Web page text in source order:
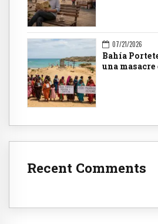
07/21/2026
Bahía
una
Recent Comments